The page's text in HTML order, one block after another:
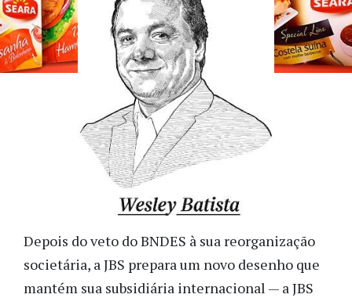
Depois do veto do BNDES à sua reorganização
societária, a JBS prepara um novo desenho que
mantém sua subsidiária internacional — a JBS